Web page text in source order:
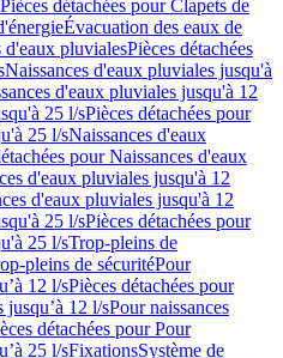
Pièces détachées pour Clapets de
Évacuation des eaux de
d'eaux pluvialesPièces détachées
Naissances d'eaux pluviales jusqu'à
d'eaux pluviales jusqu'à 12
25 l/sPièces détachées pour
25 l/sNaissances d'eaux
pour Naissances d'eaux
d'eaux pluviales jusqu'à 12
d'eaux pluviales jusqu'à 12
25 l/sPièces détachées pour
25 l/sTrop-pleins de
pleins de sécuritéPour
12 l/sPièces détachées pour
jusqu’à 12 l/sPour naissances
détachées pour Pour
25 l/sFixationsSystème de